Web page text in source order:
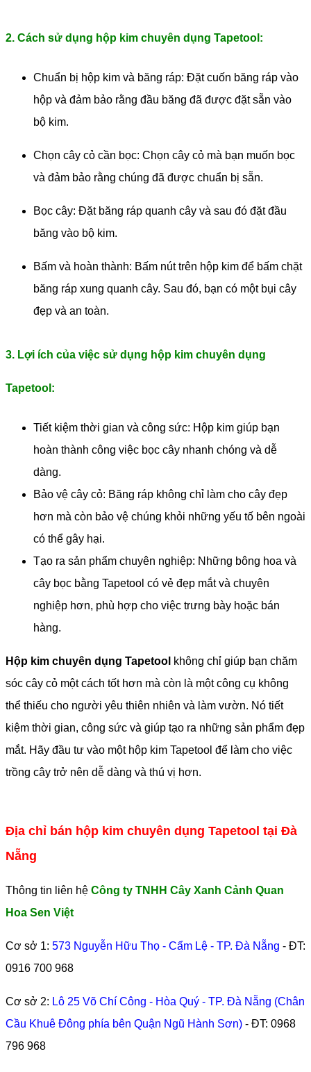
2. Cách sử dụng hộp kim chuyên dụng Tapetool:
Chuẩn bị hộp kim và băng ráp: Đặt cuốn băng ráp vào
hộp và đảm bảo rằng đầu băng đã được đặt sẵn vào
bộ kim.
Chọn cây cỏ cần bọc: Chọn cây cỏ mà bạn muốn bọc
và đảm bảo rằng chúng đã được chuẩn bị sẵn.
Bọc cây: Đặt băng ráp quanh cây và sau đó đặt đầu
băng vào bộ kim.
Bấm và hoàn thành: Bấm nút trên hộp kim để bấm chặt
băng ráp xung quanh cây. Sau đó, bạn có một bụi cây
đẹp và an toàn.
3. Lợi ích của việc sử dụng hộp kim chuyên dụng
Tapetool:
Tiết kiệm thời gian và công sức: Hộp kim giúp bạn
hoàn thành công việc bọc cây nhanh chóng và dễ
dàng.
Bảo vệ cây cỏ: Băng ráp không chỉ làm cho cây đẹp
hơn mà còn bảo vệ chúng khỏi những yếu tố bên ngoài
có thể gây hại.
Tạo ra sản phẩm chuyên nghiệp: Những bông hoa và
cây bọc bằng Tapetool có vẻ đẹp mắt và chuyên
nghiệp hơn, phù hợp cho việc trưng bày hoặc bán
hàng.
Hộp kim chuyên dụng Tapetool không chỉ giúp bạn chăm
sóc cây cỏ một cách tốt hơn mà còn là một công cụ không
thể thiếu cho người yêu thiên nhiên và làm vườn. Nó tiết
kiệm thời gian, công sức và giúp tạo ra những sản phẩm đẹp
mắt. Hãy đầu tư vào một hộp kim Tapetool để làm cho việc
trồng cây trở nên dễ dàng và thú vị hơn.
Địa chỉ bán hộp kim chuyên dụng Tapetool tại Đà
Nẵng
Thông tin liên hệ Công ty TNHH Cây Xanh Cảnh Quan
Hoa Sen Việt
Cơ sở 1: 573 Nguyễn Hữu Thọ - Cẩm Lệ - TP. Đà Nẵng - ĐT:
0916 700 968
Cơ sở 2: Lô 25 Võ Chí Công - Hòa Quý - TP. Đà Nẵng (Chân
Cầu Khuê Đông phía bên Quận Ngũ Hành Sơn) - ĐT: 0968
796 968